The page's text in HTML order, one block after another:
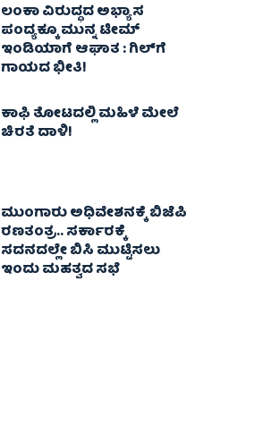
ಲಂಕಾ ವಿರುದ್ಧದ ಅಭ್ಯಾಸ
ಪಂದ್ಯಕ್ಕೂ ಮುನ್ನ ಟೀಮ್
ಇಂಡಿಯಾಗೆ ಆಘಾತ : ಗಿಲ್‌ಗೆ
ಗಾಯದ ಭೀತಿ!
ಕಾಫಿ ತೋಟದಲ್ಲಿ ಮಹಿಳೆ ಮೇಲೆ
ಚಿರತೆ ದಾಳಿ!
ಮುಂಗಾರು ಅಧಿವೇಶನಕ್ಕೆ ಬಿಜೆಪಿ
ರಣತಂತ್ರ.. ಸರ್ಕಾರಕ್ಕೆ
ಸದನದಲ್ಲೇ ಬಿಸಿ ಮುಟ್ಟಿಸಲು
ಇಂದು ಮಹತ್ವದ ಸಭೆ